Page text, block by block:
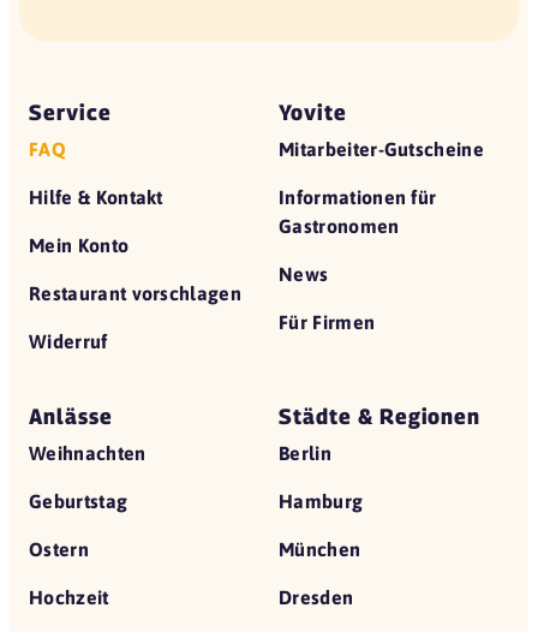
Service
FAQ
Hilfe & Kontakt
Mein Konto
Restaurant vorschlagen
Widerruf
Yovite
Mitarbeiter-Gutscheine
Informationen für
Gastronomen
News
Für Firmen
Anlässe
Weihnachten
Geburtstag
Ostern
Hochzeit
Städte & Regionen
Berlin
Hamburg
München
Dresden